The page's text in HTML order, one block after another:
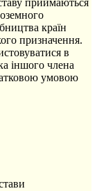
країн
призначення.
в
іншого члена
умовою